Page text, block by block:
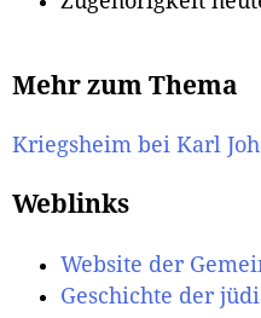
Mehr zum Thema
Kriegsheim bei Karl
Weblinks
Website der
Geschichte der